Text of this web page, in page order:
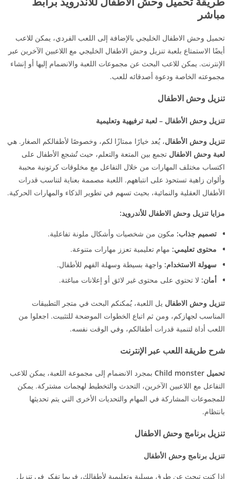
مباشر
تحميل وحش الاطفال الخليجي بالإضافة إلى اللعب الفردي، يمكن للاعب
أيضًا الاستمتاع بلعبة تنزيل وحش الاطفال الخليجي مع اللاعبين الآخرين عبر
الإنترنت. يمكن للاعب البحث عن مجموعات اللعبة والانضمام إليها أو إنشاء
مجموعته الخاصة ودعوة أصدقائه للعب.
تنزيل وحش الاطفال
تنزيل وحش الأطفال – لعبة ترفيهية وتعليمية
تنزيل وحش الأطفال، يُعد خيارًا ممتازًا لكم، وخصوصًا لأطفالكم الصغار. هي
لعبة وحش الاطفال تجمع بين المتعة والتعلم، حيث تُشجع الأطفال على
اكتساب مختلف المهارات من خلال التفاعل مع مخلوقات كرتونية محببة
وألوان زاهية تستحوذ على انتباههم. اللعبة مصممة بعناية لتناسب قدرات
الأطفال العقلية والنمائية، بحيث تسهم في تطوير الذكاء والمهارات الحركية.
مزايا تنزيل وحش الاطفال للأندرويد:
تصميم جذاب: مكون من شخصيات وأشكال ملونة تفاعلية.
محتوى تعليمي: مهام تعليمية تعزز مهارات متنوعة.
سهولة الاستخدام: واجهة بسيطة وسهلة الفهم للأطفال.
أمان: لا تحتوي على محتوى غير لائق أو إعلانات مباغتة.
تنزيل وحش الاطفال يل اللعبة، يُمكنكم البحث في متجر التطبيقات
المناسب لجهازكم، ومن ثم اتباع الخطوات الموضحة للتثبيت. اجعلوا من
اللعب أداة لتنمية قدرات أطفالكم، وفي الوقت نفسه.
شرح طريقة اللعب عبر الإنترنت
تحميل Child monster
بمجرد الانضمام إلى مجموعة اللعبة، يمكن للاعب
التفاعل مع اللاعبين الآخرين، التحدث والتخطيط لهجمات مشتركة. يمكن
للمجموعات المشاركة في المهام والتحديات الأخرى التي يتم تحديثها
بانتظام.
تنزيل برنامج وحش الاطفال
تنزيل برنامج وحش الأطفال
إذا كنت تبحث عن طرق مسلية وتعليمية لأطفالك، فربما تفكر في تنزيل